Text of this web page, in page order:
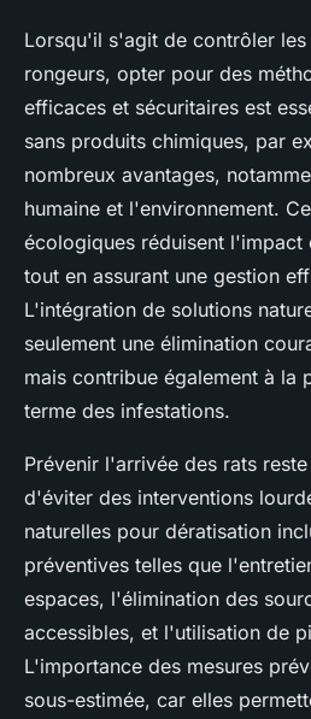
Lorsqu'il s'agit de contrôler
rongeurs, opter pour des
efficaces et sécuritaires est
sans produits chimiques, par
nombreux avantages,
humaine et l'environnement.
écologiques réduisent
tout en assurant une gestion
L'intégration de solutions
seulement une élimination
mais contribue également à la
terme des infestations.
Prévenir l'arrivée des rats
d'éviter des interventions
naturelles pour dératisation
préventives telles que
espaces, l'élimination des
accessibles, et l'utilisation de
L'importance des mesures
sous-estimée, car elles